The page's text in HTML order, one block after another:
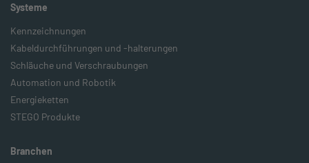
Systeme
Kennzeichnungen
Kabeldurchführungen und -halterungen
Schläuche und Verschraubungen
Automation und Robotik
Energieketten
STEGO Produkte
Branchen